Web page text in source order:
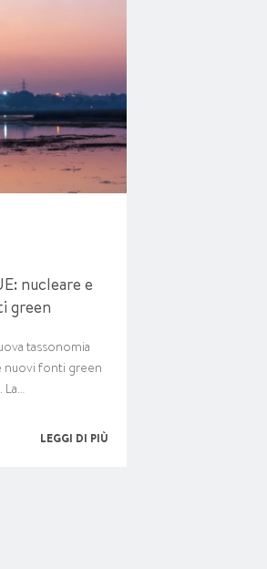
nucleare e
green
tassonomia
nuovi fonti green
La…
LEGGI DI PIÙ